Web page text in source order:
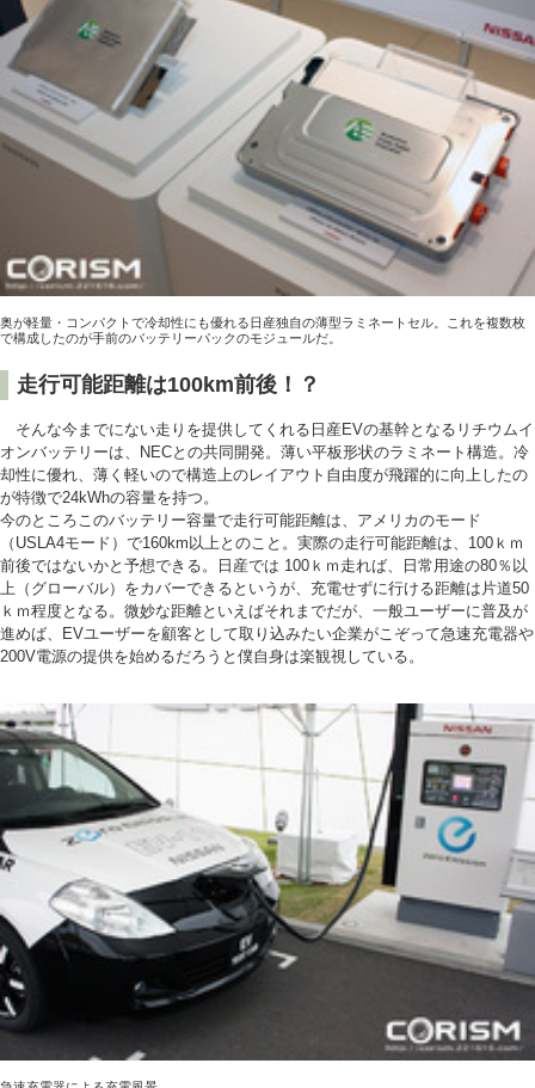
奥が軽量・コンパクトで冷却性にも優れる日産独自の薄型ラミネートセル。これを複数枚
で構成したのが手前のバッテリーパックのモジュールだ。
走行可能距離は100km前後！？
そんな今までにない走りを提供してくれる日産EVの基幹となるリチウムイ
オンバッテリーは、NECとの共同開発。薄い平板形状のラミネート構造。冷
却性に優れ、薄く軽いので構造上のレイアウト自由度が飛躍的に向上したの
が特徴で24kWhの容量を持つ。
今のところこのバッテリー容量で走行可能距離は、アメリカのモード
（USLA4モード）で160km以上とのこと。実際の走行可能距離は、100ｋｍ
前後ではないかと予想できる。日産では 100ｋｍ走れば、日常用途の80％以
上（グローバル）をカバーできるというが、充電せずに行ける距離は片道50
ｋｍ程度となる。微妙な距離といえばそれまでだが、一般ユーザーに普及が
進めば、EVユーザーを顧客として取り込みたい企業がこぞって急速充電器や
200V電源の提供を始めるだろうと僕自身は楽観視している。